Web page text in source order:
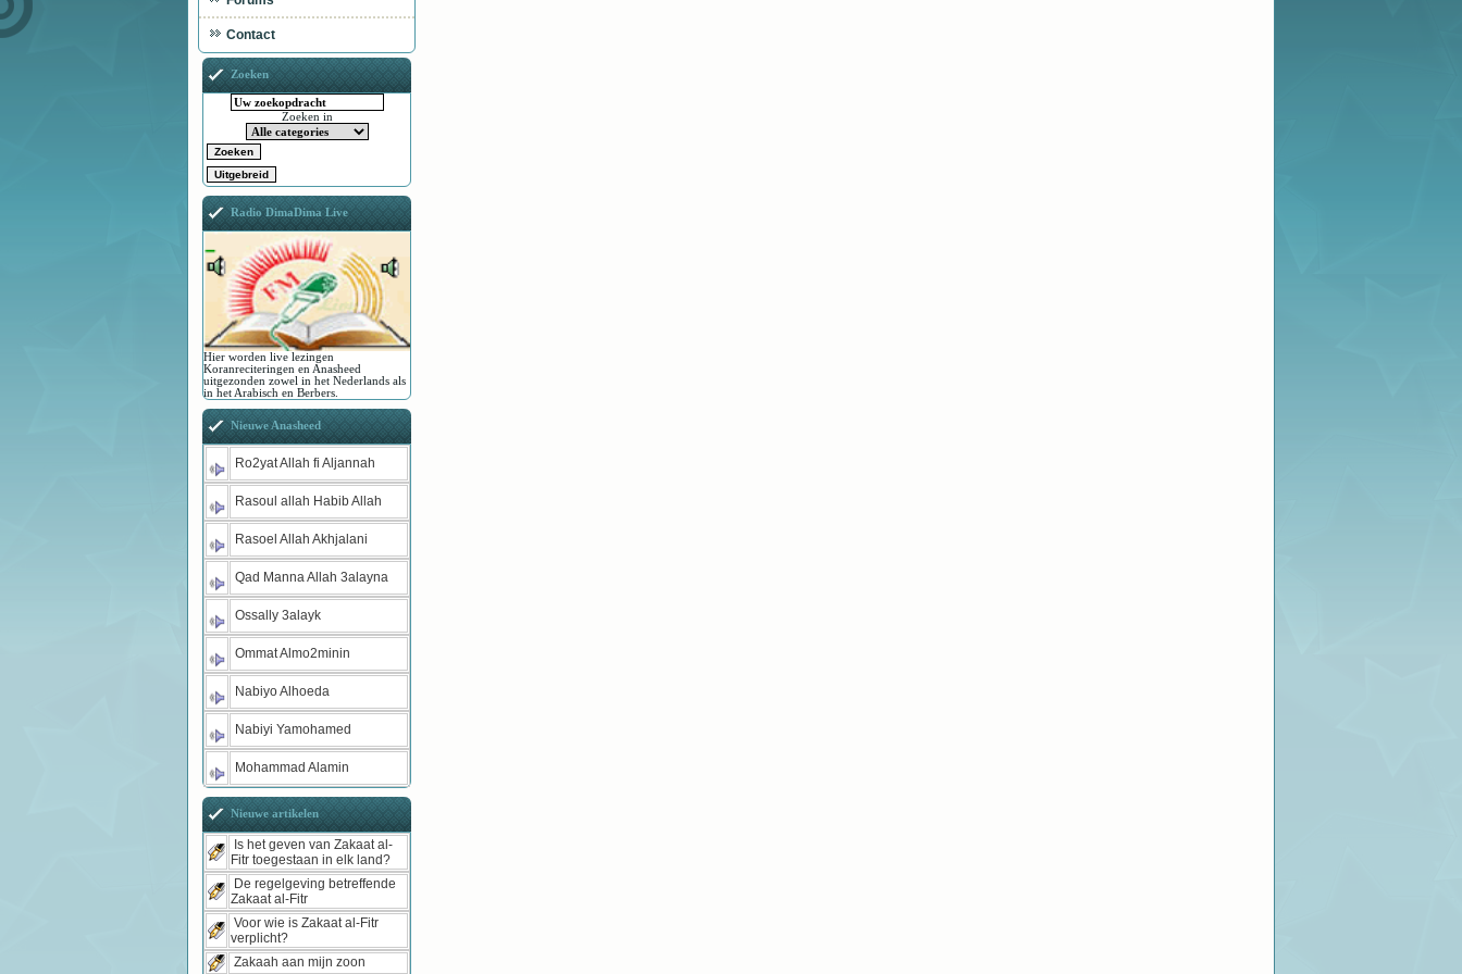
Contact
Zoeken
Zoeken in
Radio DimaDima Live
Hier worden live lezingen
Koranreciteringen en Anasheed
uitgezonden zowel in het Nederlands als
in het Arabisch en Berbers.
Nieuwe Anasheed
Ro2yat Allah fi Aljannah
Rasoul allah Habib Allah
Rasoel Allah Akhjalani
Qad Manna Allah 3alayna
Ossally 3alayk
Ommat Almo2minin
Nabiyo Alhoeda
Nabiyi Yamohamed
Mohammad Alamin
Nieuwe artikelen
Is het geven van Zakaat al-
Fitr toegestaan in elk land?
De regelgeving betreffende
Zakaat al-Fitr
Voor wie is Zakaat al-Fitr
verplicht?
Zakaah aan mijn zoon